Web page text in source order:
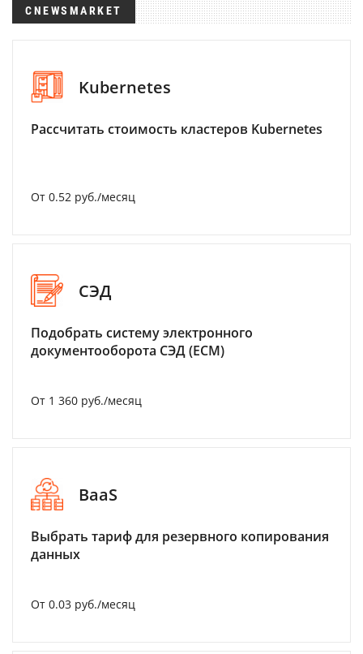
CNEWSMARKET
Kubernetes
Рассчитать стоимость кластеров Kubernetes
От 0.52 руб./месяц
СЭД
Подобрать систему электронного
документооборота СЭД (ECM)
От 1 360 руб./месяц
BaaS
Выбрать тариф для резервного копирования
данных
От 0.03 руб./месяц